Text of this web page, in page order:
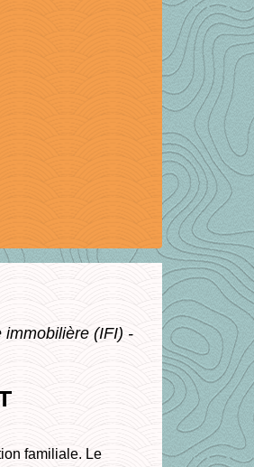
immobilière (IFI) -
familiale. Le